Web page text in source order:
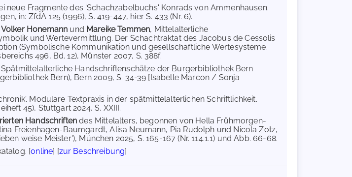
neue Fragmente des 'Schachzabelbuchs' Konrads von Ammenhausen.
in: ZfdA 125 (1996), S. 419-447, hier S. 433 (Nr. 6).
Volker Honemann und Mareike Temmen, Mittelalterliche
und Wertevermittlung. Der Schachtraktat des Jacobus de Cessolis
(Symbolische Kommunikation und gesellschaftliche Wertesysteme.
496, Bd. 12), Münster 2007, S. 388f.
Handschriftenschätze der Burgerbibliothek Bern
Bern), Bern 2009, S. 34-39 [Isabelle Marcon / Sonja
Modulare Textpraxis in der spätmittelalterlichen Schriftlichkeit.
45), Stuttgart 2024, S. XXIII.
Handschriften des Mittelalters, begonnen von Hella Frühmorgen-
Freienhagen-Baumgardt, Alisa Neumann, Pia Rudolph und Nicola Zotz,
weise Meister'), München 2025, S. 165-167 (Nr. 114.1.1) und Abb. 66-68.
[online] [zur Beschreibung]